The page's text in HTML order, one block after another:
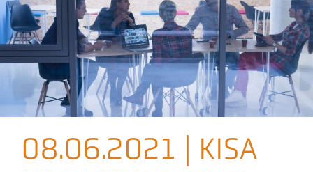
Stellenmarkt
Veranstaltungen
Presse
08.06.2021 | KISA